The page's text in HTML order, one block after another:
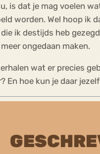
dat je mag voelen
worden. Wel hoop
ik destijds heb
ongedaan maken.
wat er precies
En hoe kun je daar